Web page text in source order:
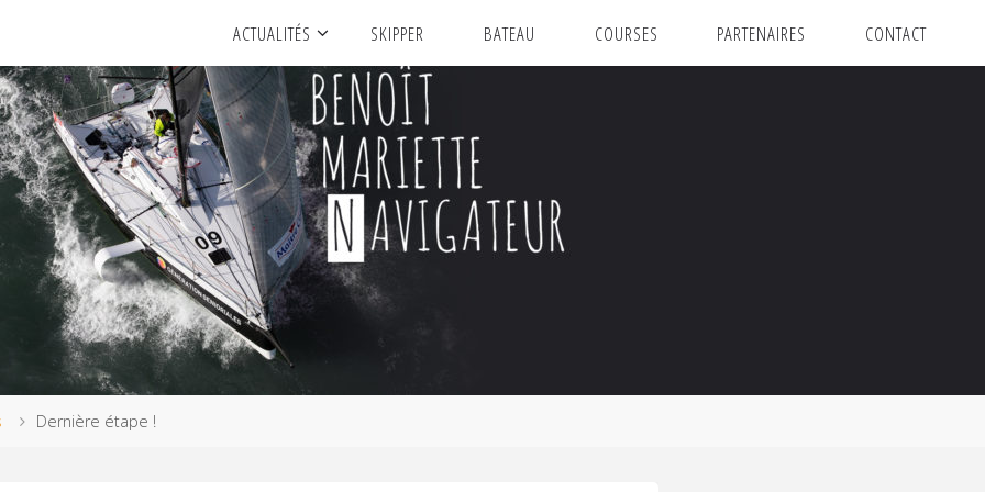
ACTUALITÉS SKIPPER BATEAU COURSES PARTENAIRES CONTACT
Dernière étape !